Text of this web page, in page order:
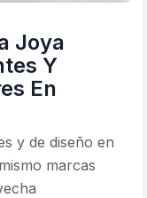
Joya
Y
En
y de diseño en
marcas